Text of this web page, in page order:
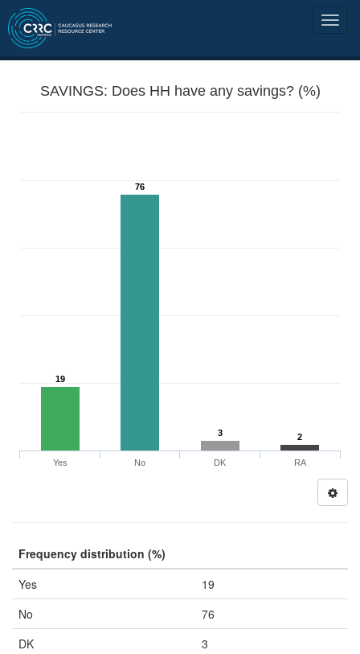
SAVINGS: Does HH have any savings? (%)
19
76
3 2
Yes No DK RA
Frequency distribution (%)
Yes
19
No
76
DK
3